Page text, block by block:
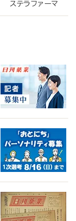
ステラファーマ